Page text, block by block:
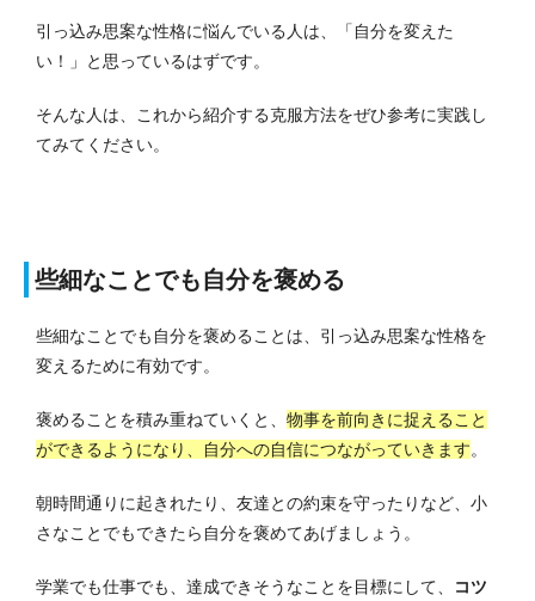
引っ込み思案な性格に悩んでいる人は、「自分を変えた
い！」と思っているはずです。
そんな人は、これから紹介する克服方法をぜひ参考に実践し
てみてください。
些細なことでも自分を褒める
些細なことでも自分を褒めることは、引っ込み思案な性格を
変えるために有効です。
褒めることを積み重ねていくと、 物事を前向きに捉えること
ができるようになり、自分への自信につながっていきます。
朝時間通りに起きれたり、友達との約束を守ったりなど、小
さなことでもできたら自分を褒めてあげましょう。
学業でも仕事でも、達成できそうなことを目標にして、
コツ